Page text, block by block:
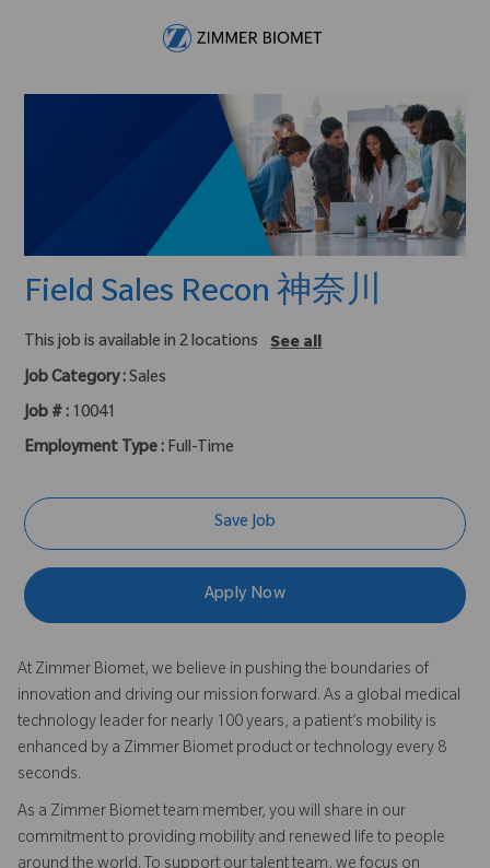
Field Sales Recon 神奈川
This job is available in 2 locations
See all
Job Category :Sales
Job # : 10041
Employment Type : Full-Time
Save Job
Apply Now
At Zimmer Biomet, we believe in pushing the boundaries of
innovation and driving our mission forward. As a global medical
technology leader for nearly 100 years, a patient’s mobility is
enhanced by a Zimmer Biomet product or technology every 8
seconds.
As a Zimmer Biomet team member, you will share in our
commitment to providing mobility and renewed life to people